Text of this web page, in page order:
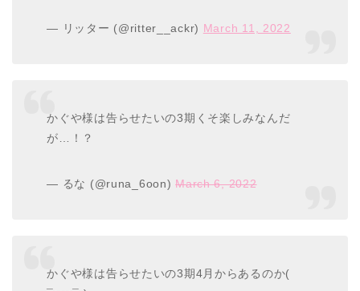
— リッター (@ritter__ackr) March 11, 2022
かぐや様は告らせたいの3期くそ楽しみなんだ
が…！？
— るな (@runa_6oon)March 6, 2022
かぐや様は告らせたいの3期4月からあるのか(